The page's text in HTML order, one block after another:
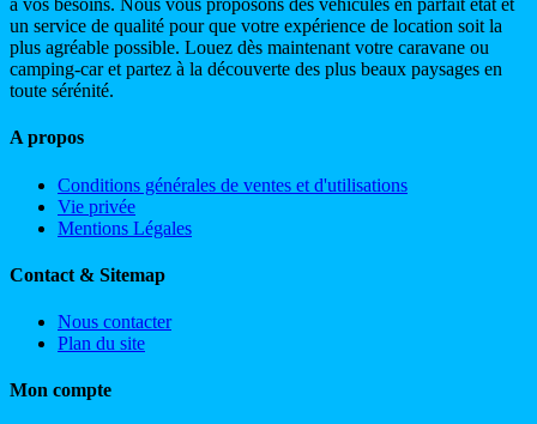
à vos besoins. Nous vous proposons des véhicules en parfait état et
un service de qualité pour que votre expérience de location soit la
plus agréable possible. Louez dès maintenant votre caravane ou
camping-car et partez à la découverte des plus beaux paysages en
toute sérénité.
A propos
Conditions générales de ventes et d'utilisations
Vie privée
Mentions Légales
Contact & Sitemap
Nous contacter
Plan du site
Mon compte